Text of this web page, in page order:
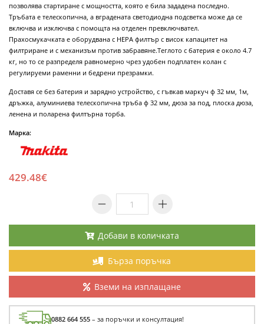
позволява стартиране с мощността, която е била зададена последно.
Тръбата е телескопична, а вградената светодиодна подсветка може да се
включва и изключва с помощта на отделен превключвател.
Прахосмукачката е оборудвана с HEPA филтър с висок капацитет на
филтриране и с механизъм против забравяне.Теглото с батерия е около 4.7
кг, но то се разпределя равномерно чрез удобен подплатен колан с
регулируеми раменни и бедрени презрамки.
Доставя се без батерия и зарядно устройство, с гъвкав маркуч ф 32 мм, 1м,
дръжка, алуминиева телескопична тръба ф 32 мм, дюза за под, плоска дюза,
ленена и поларена филтърна торба.
Марка:
429.48€
Добави в количката
Бърза поръчка
Вземи на изплащане
0882 664 555 – за поръчки и консултация!